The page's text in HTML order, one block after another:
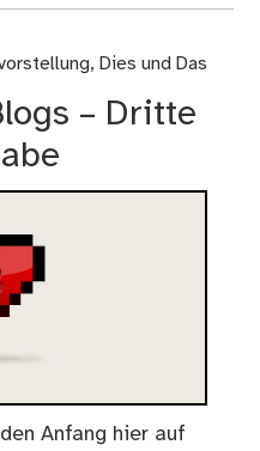
, Dies und Das
– Dritte
Anfang hier auf